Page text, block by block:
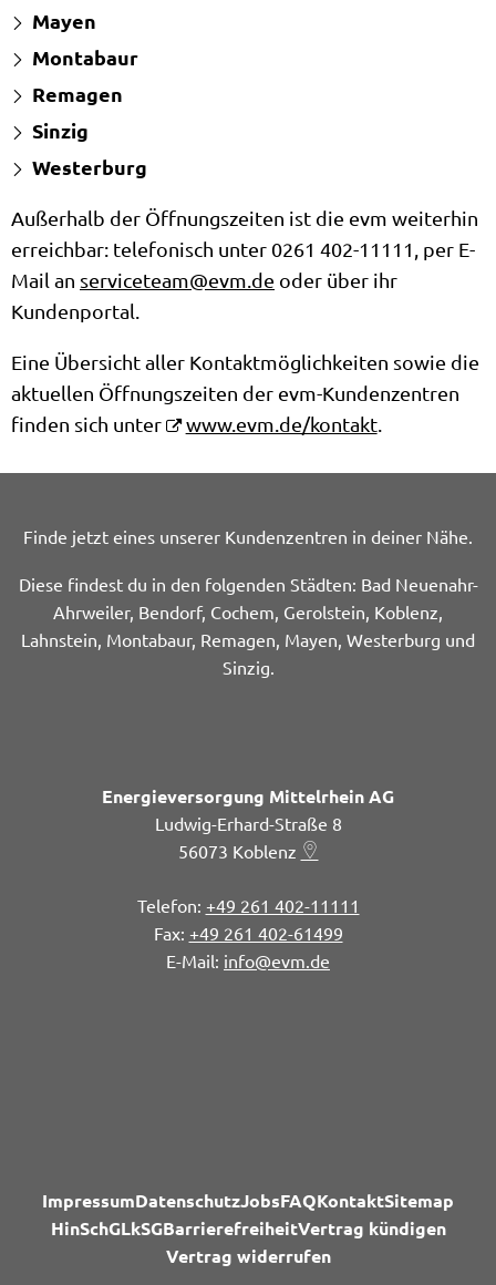
Mayen
Montabaur
Remagen
Sinzig
Westerburg
Außerhalb der Öffnungszeiten ist die evm weiterhin
erreichbar: telefonisch unter 0261 402-11111, per E-
Mail an serviceteam@evm.de oder über ihr
Kundenportal.
Eine Übersicht aller Kontaktmöglichkeiten sowie die
aktuellen Öffnungszeiten der evm-Kundenzentren
finden sich unter
www.evm.de/kontakt.
Finde jetzt eines unserer Kundenzentren in deiner Nähe.
Diese findest du in den folgenden Städten: Bad Neuenahr-
Ahrweiler, Bendorf, Cochem, Gerolstein, Koblenz,
Lahnstein, Montabaur, Remagen, Mayen, Westerburg und
Sinzig.
Energieversorgung Mittelrhein AG
Ludwig-Erhard-Straße 8
56073 Koblenz
+49 261 402-11111
+49 261 402-61499
info@evm.de
ImpressumDatenschutzJobsFAQKontaktSitemap
HinSchGLkSGBarrierefreiheitVertrag kündigen
Vertrag widerrufen